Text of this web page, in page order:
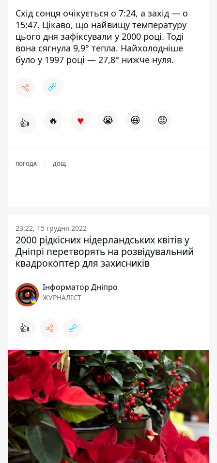
Схід сонця очікується о 7:24, а захід — о
15:47. Цікаво, що найвищу температуру
цього дня зафіксували у 2000 році. Тоді
вона сягнула 9,9° тепла. Найхолодніше
було у 1997 році — 27,8° нижче нуля.
👍 🔥 ♥ 😭 😆 😡
ПОГОДА ДОЩ
23:22, 15 грудня 2022
2000 рідкісних нідерландських квітів у
Дніпрі перетворять на розвідувальний
квадрокоптер для захисників
Інформатор Дніпро
ЖУРНАЛІСТ
👍